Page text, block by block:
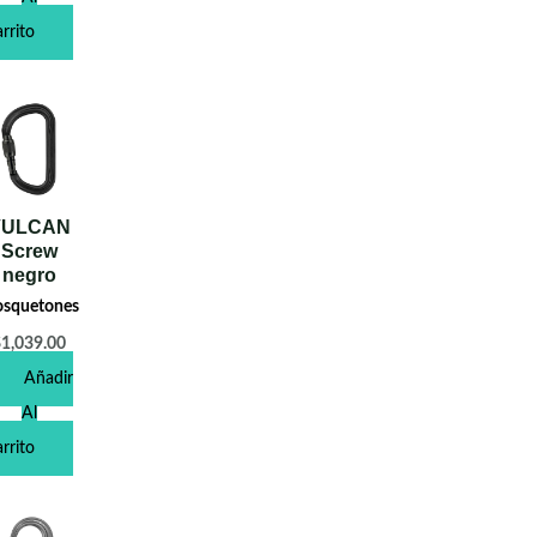
Screw
negro
1,039.00
Añadir
Al